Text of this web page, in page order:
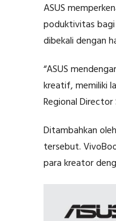
ASUS
poduktivitas bagi
dibekali dengan
“ASUS
kreatif, memiliki
Regional
Ditambahkan
tersebut.
para kreator